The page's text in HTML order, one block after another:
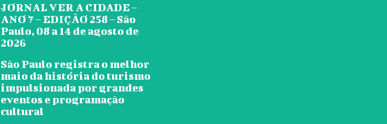
JORNAL VER A CIDADE –
ANO 7 – EDIÇÃO 258 – São
Paulo, 08 a 14 de agosto de
2026
São Paulo registra o melhor
maio da história do turismo
impulsionada por grandes
eventos e programação
cultural